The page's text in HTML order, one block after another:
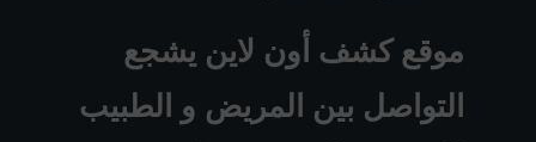
موقع كشف أون لاين يشجع
التواصل بين المريض و الطبيب